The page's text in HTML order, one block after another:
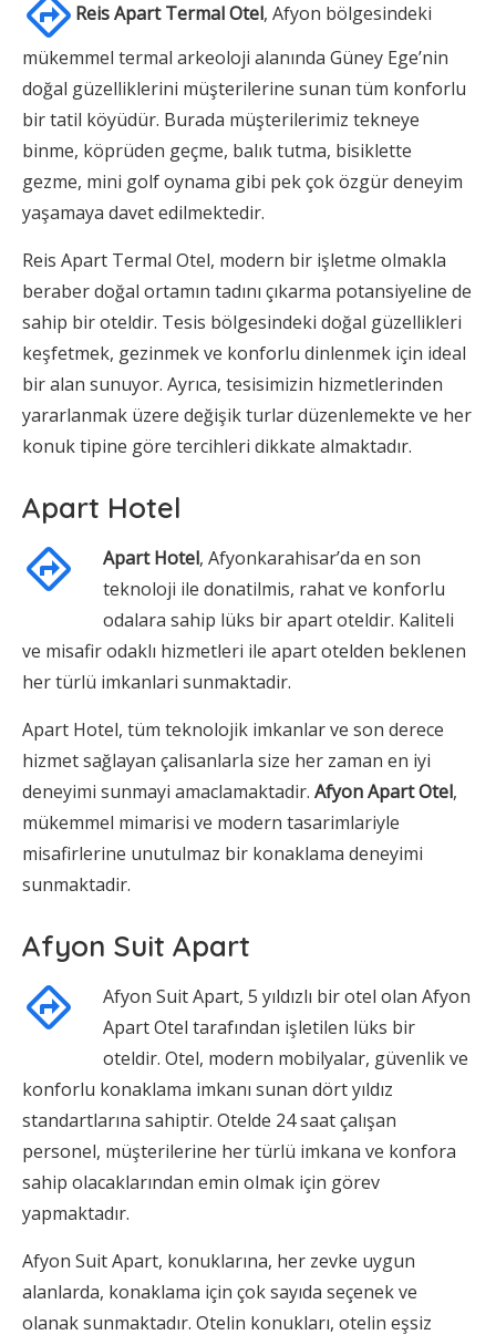
Reis Apart Termal Otel, Afyon bölgesindeki
mükemmel termal arkeoloji alanında Güney Ege’nin
doğal güzelliklerini müşterilerine sunan tüm konforlu
bir tatil köyüdür. Burada müşterilerimiz tekneye
binme, köprüden geçme, balık tutma, bisiklette
gezme, mini golf oynama gibi pek çok özgür deneyim
yaşamaya davet edilmektedir.
Reis Apart Termal Otel, modern bir işletme olmakla
beraber doğal ortamın tadını çıkarma potansiyeline de
sahip bir oteldir. Tesis bölgesindeki doğal güzellikleri
keşfetmek, gezinmek ve konforlu dinlenmek için ideal
bir alan sunuyor. Ayrıca, tesisimizin hizmetlerinden
yararlanmak üzere değişik turlar düzenlemekte ve her
konuk tipine göre tercihleri dikkate almaktadır.
Apart Hotel
Apart Hotel, Afyonkarahisar’da en son
teknoloji ile donatilmis, rahat ve konforlu
odalara sahip lüks bir apart oteldir. Kaliteli
ve misafir odaklı hizmetleri ile apart otelden beklenen
her türlü imkanlari sunmaktadir.
Apart Hotel, tüm teknolojik imkanlar ve son derece
hizmet sağlayan çalisanlarla size her zaman en iyi
deneyimi sunmayi amaclamaktadir. Afyon Apart Otel,
mükemmel mimarisi ve modern tasarimlariyle
misafirlerine unutulmaz bir konaklama deneyimi
sunmaktadir.
Afyon Suit Apart
Afyon Suit Apart, 5 yıldızlı bir otel olan Afyon
Apart Otel tarafından işletilen lüks bir
oteldir. Otel, modern mobilyalar, güvenlik ve
konforlu konaklama imkanı sunan dört yıldız
standartlarına sahiptir. Otelde 24 saat çalışan
personel, müşterilerine her türlü imkana ve konfora
sahip olacaklarından emin olmak için görev
yapmaktadır.
Afyon Suit Apart, konuklarına, her zevke uygun
alanlarda, konaklama için çok sayıda seçenek ve
olanak sunmaktadır. Otelin konukları, otelin eşsiz